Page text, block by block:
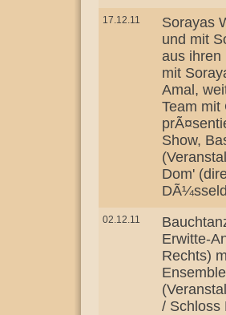
17.12.11
Sorayas
und mit
aus ihren
mit
Amal,
Team mit
Show,
Dom'
02.12.11
Erwitte-
Rechts)
/ Schloss